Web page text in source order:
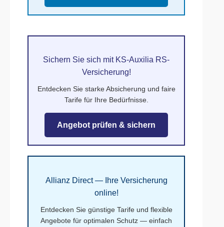
Sichern Sie sich mit KS-Auxilia RS-
Versicherung!
Entdecken Sie starke Absicherung und faire
Tarife für Ihre Bedürfnisse.
Angebot prüfen & sichern
Allianz Direct — Ihre Versicherung
online!
Entdecken Sie günstige Tarife und flexible
Angebote für optimalen Schutz — einfach